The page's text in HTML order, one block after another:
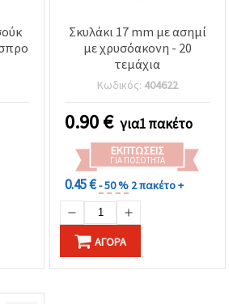
Σκυλάκι 17 mm με ασημί
με χρυσόακονη - 20
τεμάχια
Κωδικός: 404622
0.90€ για1 πακέτο
ΕΚΠΤΏΣΕΙΣ
ΓΙΑ ΠΟΣΌΤΗΤΑ
0.45 €- 50 % 2 πακέτο +
ΑΓΟΡΆ